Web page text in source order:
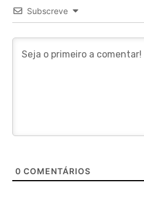
Subscreve
0 COMENTÁRIOS